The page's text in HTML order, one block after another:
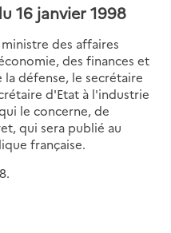
16 janvier 1998
des affaires
des finances et
défense, le secrétaire
d'Etat à l'industrie
le concerne, de
qui sera publié au
française.